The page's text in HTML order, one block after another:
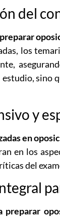
del
los
sino
y
en
en los
del
preparar